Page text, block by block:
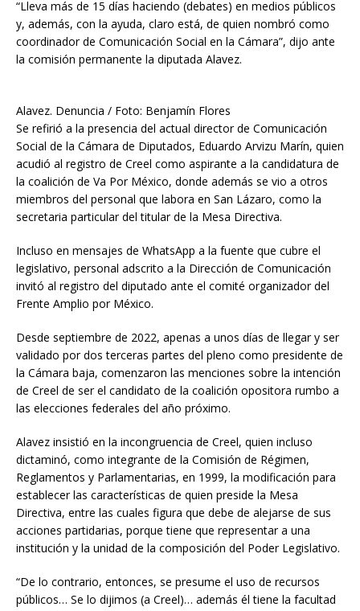
“Lleva más de 15 días haciendo (debates) en medios públicos
y, además, con la ayuda, claro está, de quien nombró como
coordinador de Comunicación Social en la Cámara”, dijo ante
la comisión permanente la diputada Alavez.
Alavez. Denuncia / Foto: Benjamín Flores
Se refirió a la presencia del actual director de Comunicación
Social de la Cámara de Diputados, Eduardo Arvizu Marín, quien
acudió al registro de Creel como aspirante a la candidatura de
la coalición de Va Por México, donde además se vio a otros
miembros del personal que labora en San Lázaro, como la
secretaria particular del titular de la Mesa Directiva.
Incluso en mensajes de WhatsApp a la fuente que cubre el
legislativo, personal adscrito a la Dirección de Comunicación
invitó al registro del diputado ante el comité organizador del
Frente Amplio por México.
Desde septiembre de 2022, apenas a unos días de llegar y ser
validado por dos terceras partes del pleno como presidente de
la Cámara baja, comenzaron las menciones sobre la intención
de Creel de ser el candidato de la coalición opositora rumbo a
las elecciones federales del año próximo.
Alavez insistió en la incongruencia de Creel, quien incluso
dictaminó, como integrante de la Comisión de Régimen,
Reglamentos y Parlamentarias, en 1999, la modificación para
establecer las características de quien preside la Mesa
Directiva, entre las cuales figura que debe de alejarse de sus
acciones partidarias, porque tiene que representar a una
institución y la unidad de la composición del Poder Legislativo.
“De lo contrario, entonces, se presume el uso de recursos
públicos… Se lo dijimos (a Creel)… además él tiene la facultad